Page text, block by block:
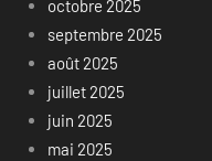
octobre 2025
septembre 2025
août 2025
juillet 2025
juin 2025
mai 2025